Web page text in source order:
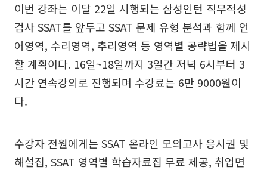
이번 강좌는 이달 22일 시행되는 삼성인턴 직무적성
검사 SSAT를 앞두고 SSAT 문제 유형 분석과 함께 언
어영역, 수리영역, 추리영역 등 영역별 공략법을 제시
할 계획이다. 16일~18일까지 3일간 저녁 6시부터 3
시간 연속강의로 진행되며 수강료는 6만 9000원이
다.
수강자 전원에게는 SSAT 온라인 모의고사 응시권 및
해설집, SSAT 영역별 학습자료집 무료 제공, 취업면